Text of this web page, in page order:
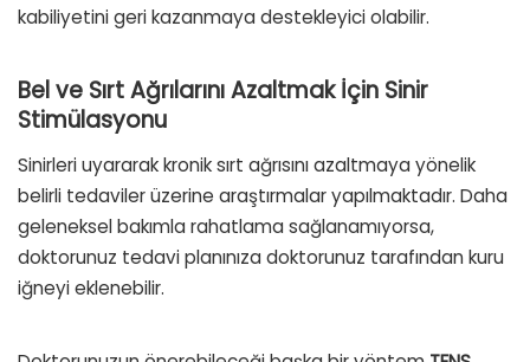
kabiliyetini geri kazanmaya destekleyici olabilir.
Bel ve Sırt Ağrılarını Azaltmak İçin Sinir
Stimülasyonu
Sinirleri uyararak kronik sırt ağrısını azaltmaya yönelik
belirli tedaviler üzerine araştırmalar yapılmaktadır. Daha
geleneksel bakımla rahatlama sağlanamıyorsa,
doktorunuz tedavi planınıza doktorunuz tarafından kuru
iğneyi eklenebilir.